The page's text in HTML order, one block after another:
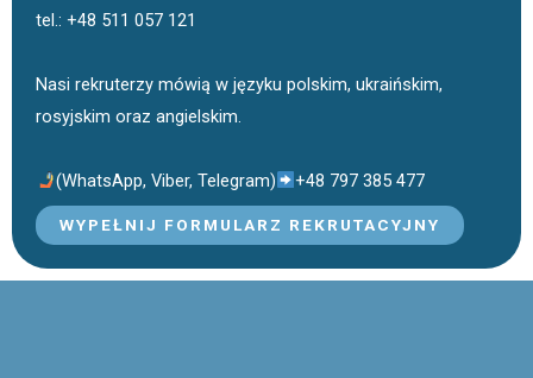
tel.: +48 511 057 121
Nasi rekruterzy mówią w języku polskim, ukraińskim,
rosyjskim oraz angielskim.
(WhatsApp, Viber, Telegram) +48 797 385 477
WYPEŁNIJ FORMULARZ REKRUTACYJNY